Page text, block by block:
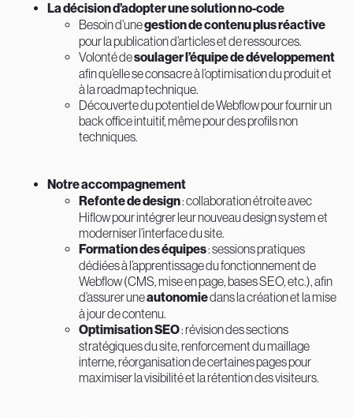
La décision d’adopter une solution no-code
Besoin d’unegestion de contenu plus réactive
pour la publication d’articles et de ressources.
Volonté desoulager l’équipe de développement
afin qu’elle se consacre à l’optimisation du produit et
à la roadmap technique.
Découverte du potentiel de Webflow pour fournir un
back office intuitif, même pour des profils non
techniques.
Notre accompagnement
Refonte de design: collaboration étroite avec
Hiflow pour intégrer leur nouveau design system et
moderniser l’interface du site.
Formation des équipes: sessions pratiques
dédiées à l’apprentissage du fonctionnement de
Webflow (CMS, mise en page, bases SEO, etc.), afin
d’assurer uneautonomiedans la création et la mise
à jour de contenu.
Optimisation SEO: révision des sections
stratégiques du site, renforcement du maillage
interne, réorganisation de certaines pages pour
maximiser la visibilité et la rétention des visiteurs.